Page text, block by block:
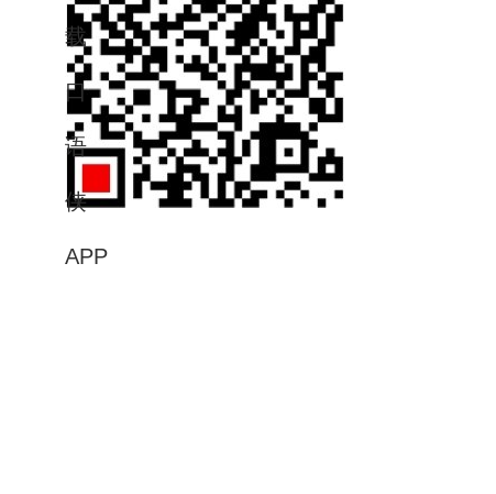
载
口
语
侠
APP